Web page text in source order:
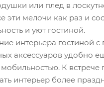
или плед в
эти мелочи как раз и
и уют гостиной.
интерьера гостиной
аксессуаров удобно
К встрече
интерьер более